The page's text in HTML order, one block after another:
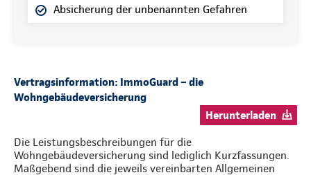
Absicherung der unbenannten Gefahren
Vertragsinformation: ImmoGuard – die
Wohngebäudeversicherung
Herunterladen
Die Leistungsbeschreibungen für die
Wohngebäudeversicherung sind lediglich Kurzfassungen.
Maßgebend sind die jeweils vereinbarten Allgemeinen